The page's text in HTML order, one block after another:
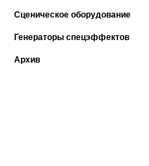
Сценическое оборудование
Генераторы спецэффектов
Архив